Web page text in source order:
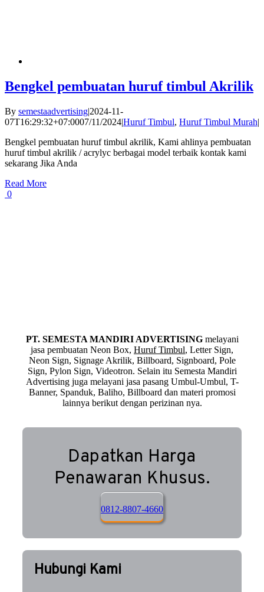
Bengkel pembuatan huruf timbul Akrilik
By semestaadvertising|2024-11-
07T16:29:32+07:0007/11/2024|Huruf Timbul, Huruf Timbul Murah|
Bengkel pembuatan huruf timbul akrilik, Kami ahlinya pembuatan
huruf timbul akrilik / acrylyc berbagai model terbaik kontak kami
sekarang Jika Anda
Read More
0
PT. SEMESTA MANDIRI ADVERTISINGmelayani
jasa pembuatan Neon Box, Huruf Timbul, Letter Sign,
Neon Sign, Signage Akrilik, Billboard, Signboard, Pole
Sign, Pylon Sign, Videotron. Selain itu Semesta Mandiri
Advertising juga melayani jasa pasang Umbul-Umbul, T-
Banner, Spanduk, Baliho, Billboard dan materi promosi
lainnya berikut dengan perizinan nya.
Dapatkan Harga
Penawaran Khusus.
0812-8807-4660
Hubungi Kami